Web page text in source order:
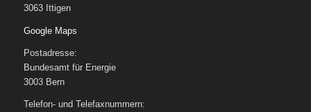
3063 Ittigen
Google Maps
Postadresse:
Bundesamt für Energie
3003 Bern
Telefon- und Telefaxnummern: